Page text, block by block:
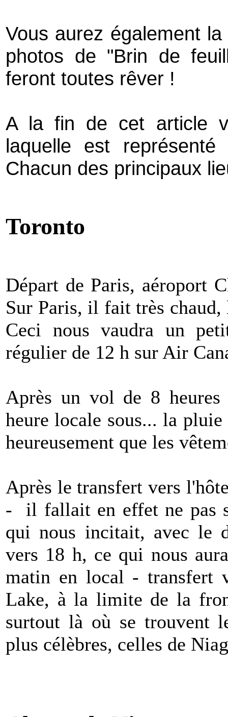
Vous aurez également
photos de "Brin de
feront toutes rêver !
A la fin de cet article
laquelle est
Chacun des principaux
Toronto
Départ de Paris, aéroport
Sur Paris, il fait très
Ceci nous vaudra un
régulier de 12 h sur Air
Après un vol de 8
heure locale sous... la
heureusement que les
Après le transfert vers
- il fallait en effet ne pas
qui nous incitait, avec le
vers 18 h, ce qui nous
matin en local - transfert
Lake, à la limite de la
surtout là où se trouvent
plus célèbres, celles de